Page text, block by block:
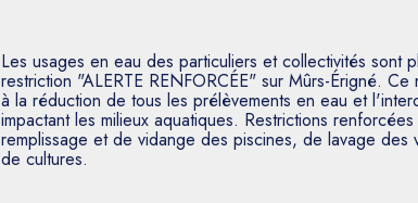
Les usages en eau des particuliers et collectivités sont
restriction "ALERTE RENFORCÉE" sur Mûrs-Érigné.
à la réduction de tous les prélèvements en eau et
impactant les milieux aquatiques. Restrictions renforcées
remplissage et de vidange des piscines, de lavage des
de cultures.